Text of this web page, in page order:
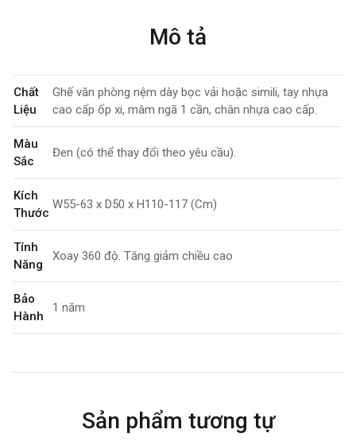
Mô tả
Chất
Liệu
Ghế văn phòng nệm dày bọc vải hoặc simili, tay nhựa
cao cấp ốp xi, mâm ngã 1 cần, chân nhựa cao cấp.
Màu
Sắc
Đen (có thể thay đổi theo yêu cầu).
Kích
Thước
W55-63 x D50 x H110-117 (Cm)
Tính
Năng
Xoay 360 độ. Tăng giảm chiều cao
Bảo
Hành
1 năm
Sản phẩm tương tự